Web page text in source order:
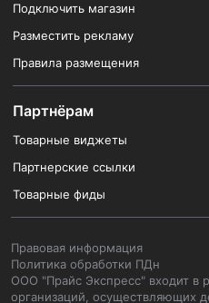
Подключить магазин
Разместить рекламу
Правила размещения
Партнёрам
Товарные виджеты
Партнерские ссылки
Товарные фиды
Правовая информация
Политика обработки ПДн
ООО "Прайс Экспресс" входит в
организаций, осуществляющих